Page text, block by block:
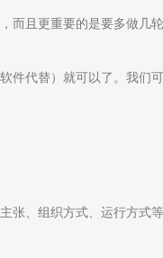
且更重要的是要多做
代替）就可以了。我
张、组织方式、运行方式等